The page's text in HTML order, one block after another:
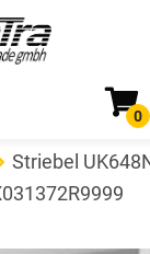
0
Striebel